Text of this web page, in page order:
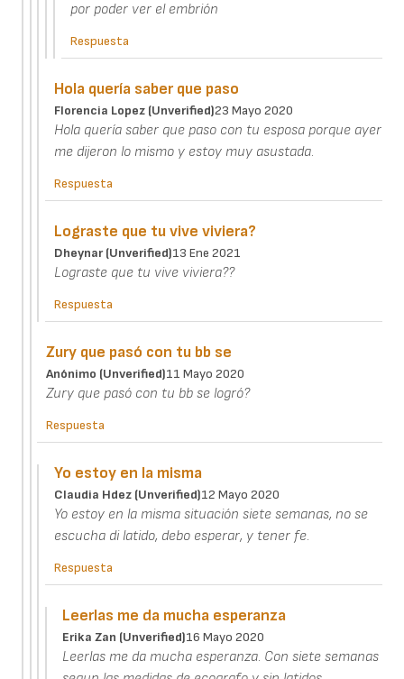
por poder ver el embrión
Respuesta
Hola quería saber que paso
Florencia Lopez (unverified)23 Mayo 2020
Hola quería saber que paso con tu esposa porque ayer
me dijeron lo mismo y estoy muy asustada.
Respuesta
Lograste que tu vive viviera?
Dheynar (unverified)13 Ene 2021
Lograste que tu vive viviera??
Respuesta
Zury que pasó con tu bb se
Anónimo (unverified)11 Mayo 2020
Zury que pasó con tu bb se logró?
Respuesta
Yo estoy en la misma
Claudia Hdez (unverified)12 Mayo 2020
Yo estoy en la misma situación siete semanas, no se
escucha di latido, debo esperar, y tener fe.
Respuesta
Leerlas me da mucha esperanza
Erika Zan (unverified)16 Mayo 2020
Leerlas me da mucha esperanza. Con siete semanas